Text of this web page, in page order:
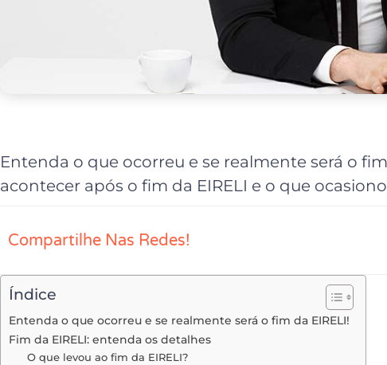
Entenda o que ocorreu e se realmente será o
acontecer após o fim da EIRELI e o que
Compartilhe Nas Redes!
Índice
Entenda o que ocorreu e se realmente será o fim da EIRELI!
Fim da EIRELI: entenda os detalhes
O que levou ao fim da EIRELI?